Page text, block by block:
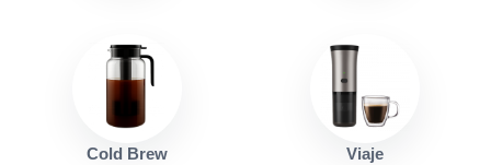
Cold Brew Viaje